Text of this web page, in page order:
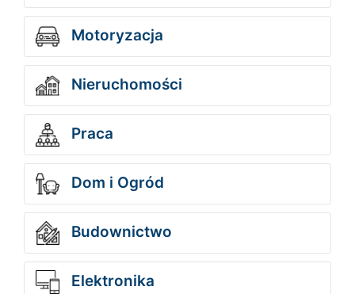
Motoryzacja
Nieruchomości
Praca
Dom i Ogród
Budownictwo
Elektronika